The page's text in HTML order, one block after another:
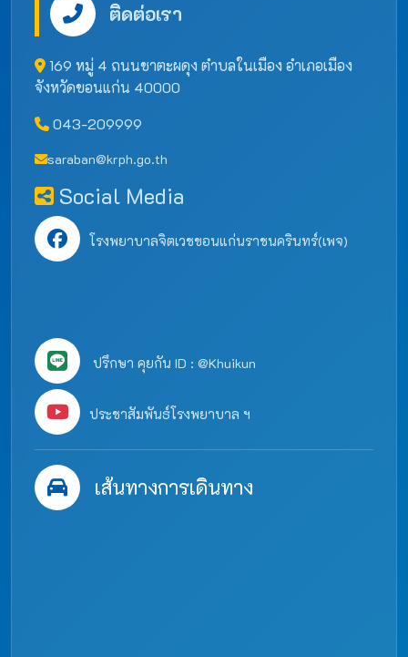
ติดต่อเรา
169 หมู่ 4 ถนนชาตะผดุง ตำบลในเมือง อำเภอเมือง
จังหวัดขอนแก่น 40000
043-209999
saraban@krph.go.th
Social Media
โรงพยาบาลจิตเวชขอนแก่นราชนครินทร์(เพจ)
ปรึกษา คุยกัน ID : @Khuikun
ประชาสัมพันธ์โรงพยาบาล ฯ
เส้นทางการเดินทาง